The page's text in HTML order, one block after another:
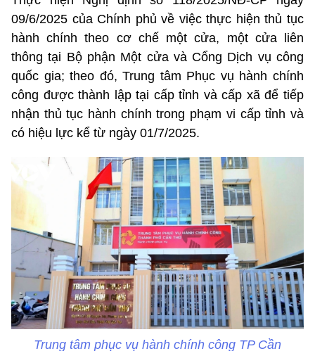
09/6/2025 của Chính phủ về việc thực hiện thủ tục
hành chính theo cơ chế một cửa, một cửa liên
thông tại Bộ phận Một cửa và Cổng Dịch vụ công
quốc gia; theo đó, Trung tâm Phục vụ hành chính
công được thành lập tại cấp tỉnh và cấp xã để tiếp
nhận thủ tục hành chính trong phạm vi cấp tỉnh và
có hiệu lực kể từ ngày 01/7/2025.
Trung tâm phục vụ hành chính công TP Cần